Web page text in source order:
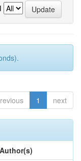
1 next
Author(s)